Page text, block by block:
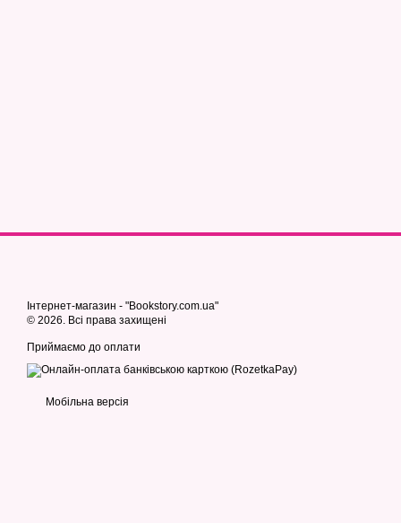
Інтернет-магазин - "Bookstory.com.ua"
© 2026. Всі права захищені
Приймаємо до оплати
Мобільна версія